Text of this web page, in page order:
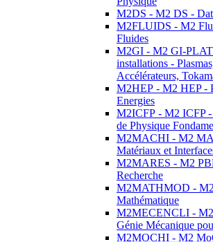
M2DS - M2 DS -
M2FLUIDS - M2
Fluides
M2GI - M2 GI-
installations -
Accélérateurs,
M2HEP - M2 HEP -
Energies
M2ICFP - M2 ICFP -
de Physique
M2MACHI - M2
Matériaux et
M2MARES - M2
Recherche
M2MATHMOD -
Mathématique
M2MECENCLI -
Génie Mécanique
M2MOCHI - M2